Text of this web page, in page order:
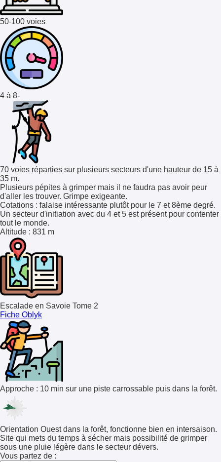
50-100 voies
4 à 8-
70 voies réparties sur plusieurs secteurs d'une hauteur de 15 à
35 m.
Plusieurs pépites à grimper mais il ne faudra pas avoir peur
d'aller les trouver. Grimpe exigeante.
Cotations : falaise intéressante plutôt pour le 7 et 8ème degré.
Un secteur d'initiation avec du 4 et 5 est présent pour contenter
tout le monde.
Altitude : 831 m
Escalade en Savoie Tome 2
Fiche Oblyk
Approche : 10 min sur une piste carrossable puis dans la forêt.
Orientation Ouest dans la forêt, fonctionne bien en intersaison.
Site qui mets du temps à sécher mais possibilité de grimper
sous une pluie légère dans le secteur dévers.
Vous partez de :